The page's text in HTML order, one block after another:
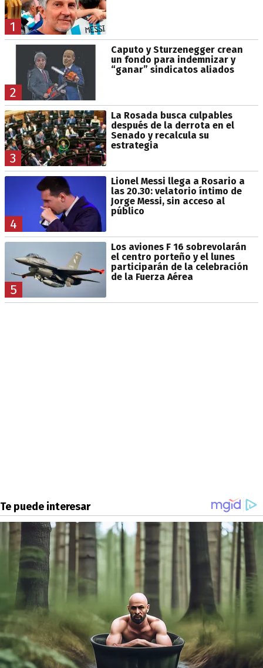
1
2
Caputo y Sturzenegger crean
un fondo para indemnizar y
“ganar” sindicatos aliados
3
La Rosada busca culpables
después de la derrota en el
Senado y recalcula su
estrategia
4
Lionel Messi llega a Rosario a
las 20.30: velatorio íntimo de
Jorge Messi, sin acceso al
público
5
Los aviones F 16 sobrevolarán
el centro porteño y el lunes
participarán de la celebración
de la Fuerza Aérea